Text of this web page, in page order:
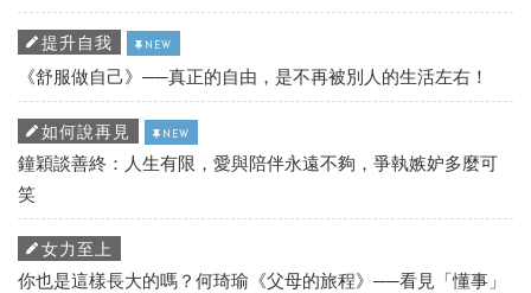
提升自我 NEW
《舒服做自己》──真正的自由，是不再被別人的生活左右！
如何說再見 NEW
鐘穎談善終：人生有限，愛與陪伴永遠不夠，爭執嫉妒多麼可
笑
女力至上
你也是這樣長大的嗎？何琦瑜《父母的旅程》──看見「懂事」